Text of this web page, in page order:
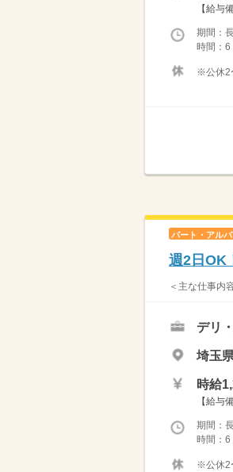
【給与
期間
時間：
※公休2
パート・アルバ
週2日OK
＜主な仕事内
デリ
埼玉
時給
【給与
期間
時間：
※公休2